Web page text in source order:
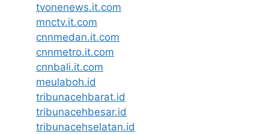
tvonenews.it.com
mnctv.it.com
cnnmedan.it.com
cnnmetro.it.com
cnnbali.it.com
meulaboh.id
tribunacehbarat.id
tribunacehbesar.id
tribunacehselatan.id